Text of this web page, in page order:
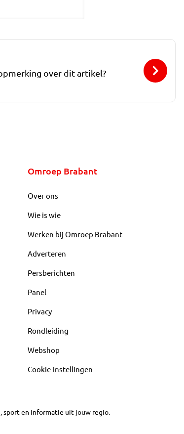
over dit artikel?
Omroep Brabant
Over ons
Wie is wie
Werken bij Omroep Brabant
Adverteren
Persberichten
Panel
Privacy
Rondleiding
Webshop
Cookie-instellingen
sport en informatie uit jouw regio.